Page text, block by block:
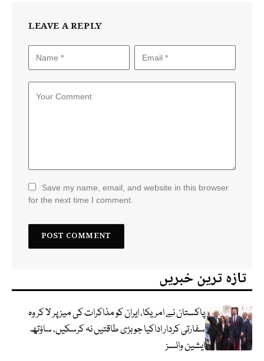
LEAVE A REPLY
Save my name, email, and website in this browser
for the next time I comment.
تازہ ترین خبریں
پاکستان نے امریکا، ایران کو مذاکرات کی میز پر لا کر وہ
سفارتی کردار اداکیا جو بڑی طاقتیں نہ کرسکیں، ساؤتھ
ایشین وائسز